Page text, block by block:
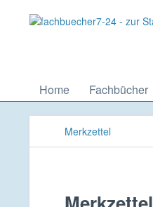
Home Fachbücher
Merkzettel